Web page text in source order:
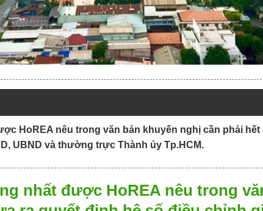
HoREA nêu trong văn bản khuyến nghị cần phải
UBND và thường trực Thành ủy Tp.HCM.
nhất được HoREA nêu trong